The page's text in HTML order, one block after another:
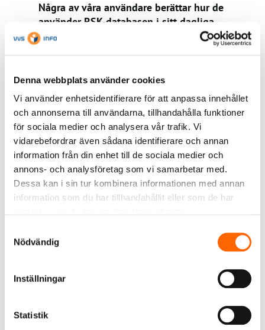
Denna webbplats använder cookies
Vi använder enhetsidentifierare för att anpassa innehållet
och annonserna till användarna, tillhandahålla funktioner
för sociala medier och analysera vår trafik. Vi
vidarebefordrar även sådana identifierare och annan
information från din enhet till de sociala medier och
annons- och analysföretag som vi samarbetar med.
Dessa kan i sin tur kombinera informationen med annan
information som du har tillhandahållit eller som de har
Nödvändig
Inställningar
Statistik
Några av våra användare berättar hur de
använder RSK-databasen i sitt dagliga
arbete
nummer.